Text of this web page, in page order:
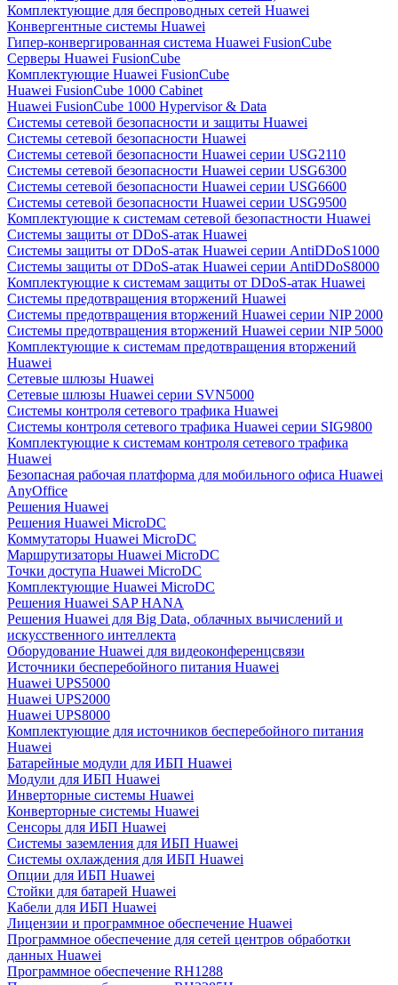
Комплектующие для беспроводных сетей Huawei
Конвергентные системы Huawei
Гипер-конвергированная система Huawei FusionCube
Серверы Huawei FusionCube
Комплектующие Huawei FusionCube
Huawei FusionCube 1000 Cabinet
Huawei FusionCube 1000 Hypervisor & Data
Системы сетевой безопасности и защиты Huawei
Системы сетевой безопасности Huawei
Системы сетевой безопасности Huawei серии USG2110
Системы сетевой безопасности Huawei серии USG6300
Системы сетевой безопасности Huawei серии USG6600
Системы сетевой безопасности Huawei серии USG9500
Комплектующие к системам сетевой безопастности Huawei
Системы защиты от DDoS-атак Huawei
Системы защиты от DDoS-атак Huawei серии AntiDDoS1000
Системы защиты от DDoS-атак Huawei серии AntiDDoS8000
Комплектующие к системам защиты от DDoS-атак Huawei
Системы предотвращения вторжений Huawei
Системы предотвращения вторжений Huawei серии NIP 2000
Системы предотвращения вторжений Huawei серии NIP 5000
Комплектующие к системам предотвращения вторжений
Huawei
Сетевые шлюзы Huawei
Сетевые шлюзы Huawei серии SVN5000
Системы контроля сетевого трафика Huawei
Системы контроля сетевого трафика Huawei серии SIG9800
Комплектующие к системам контроля сетевого трафика
Huawei
Безопасная рабочая платформа для мобильного офиса Huawei
AnyOffice
Решения Huawei
Решения Huawei MicroDC
Коммутаторы Huawei MicroDC
Маршрутизаторы Huawei MicroDC
Точки доступа Huawei MicroDC
Комплектующие Huawei MicroDC
Решения Huawei SAP HANA
Решения Huawei для Big Data, облачных вычислений и
искусственного интеллекта
Оборудование Huawei для видеоконференцсвязи
Источники бесперебойного питания Huawei
Huawei UPS5000
Huawei UPS2000
Huawei UPS8000
Комплектующие для источников бесперебойного питания
Huawei
Батарейные модули для ИБП Huawei
Модули для ИБП Huawei
Инверторные системы Huawei
Конверторные системы Huawei
Сенсоры для ИБП Huawei
Системы заземления для ИБП Huawei
Системы охлаждения для ИБП Huawei
Опции для ИБП Huawei
Стойки для батарей Huawei
Кабели для ИБП Huawei
Лицензии и программное обеспечение Huawei
Программное обеспечение для сетей центров обработки
данных Huawei
Программное обеспечение RH1288